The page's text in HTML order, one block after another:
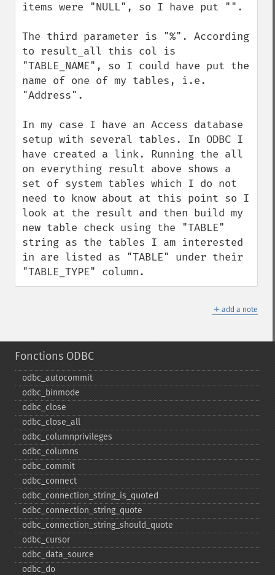
items were "NULL", so I have put "".
The third parameter is "%". According
to result_all this col is
"TABLE_NAME", so I could have put the
name of one of my tables, i.e.
"Address".
In my case I have an Access database
setup with several tables. In ODBC I
have created a link. Running the all
on everything result above shows a
set of system tables which I do not
need to know about at this point so I
look at the result and then build my
new table check using the "TABLE"
string as the tables I am interested
in are listed as "TABLE" under their
"TABLE_TYPE" column.
＋ add a note
Fonctions ODBC
odbc_​autocommit
odbc_​binmode
odbc_​close
odbc_​close_​all
odbc_​columnprivileges
odbc_​columns
odbc_​commit
odbc_​connect
odbc_​connection_​string_​is_​quoted
odbc_​connection_​string_​quote
odbc_​connection_​string_​should_​quote
odbc_​cursor
odbc_​data_​source
odbc_​do